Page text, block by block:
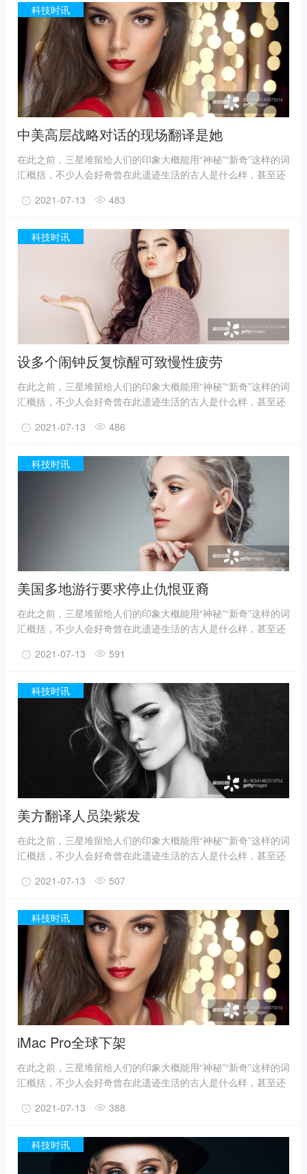
祀坑”。2019年11月至2020年5月，考古人员新发现6座三星堆文
化“祭祀坑”。
据国家文物局消息，目前，3、4、5、6号坑内已发掘至器物层，
7号和8号坑正在发掘坑内填土，现已出土金面具残片、鸟型金饰
片、金箔、眼部有彩绘铜头像、巨青铜面具、青铜神树、象牙、
精美牙雕残件、玉琮、玉石器等重要文物500余件。
科技时讯
中美高层战略对话的现场翻译是她
在此之前，三星堆留给人们的印象大概能用“神秘”“新奇”这样的词
汇概括，不少人会好奇曾在此遗迹生活的古人是什么样，甚至还
一定程度上回答了一些问题。
祀坑”。2019年11月至2020年5月，考古人员新发现6座三星堆文
据国家文物局消息，目前，3、4、5、6号坑内已发掘至器物层，
7号和8号坑正在发掘坑内填土，现已出土金面具残片、鸟型金饰
片、金箔、眼部有彩绘铜头像、巨青铜面具、青铜神树、象牙、
精美牙雕残件、玉琮、玉石器等重要文物500余件。
2021-07-13 483
科技时讯
设多个闹钟反复惊醒可致慢性疲劳
在此之前，三星堆留给人们的印象大概能用“神秘”“新奇”这样的词
汇概括，不少人会好奇曾在此遗迹生活的古人是什么样，甚至还
一定程度上回答了一些问题。
祀坑”。2019年11月至2020年5月，考古人员新发现6座三星堆文
据国家文物局消息，目前，3、4、5、6号坑内已发掘至器物层，
7号和8号坑正在发掘坑内填土，现已出土金面具残片、鸟型金饰
片、金箔、眼部有彩绘铜头像、巨青铜面具、青铜神树、象牙、
精美牙雕残件、玉琮、玉石器等重要文物500余件。
2021-07-13 486
科技时讯
美国多地游行要求停止仇恨亚裔
在此之前，三星堆留给人们的印象大概能用“神秘”“新奇”这样的词
汇概括，不少人会好奇曾在此遗迹生活的古人是什么样，甚至还
一定程度上回答了一些问题。
祀坑”。2019年11月至2020年5月，考古人员新发现6座三星堆文
据国家文物局消息，目前，3、4、5、6号坑内已发掘至器物层，
7号和8号坑正在发掘坑内填土，现已出土金面具残片、鸟型金饰
片、金箔、眼部有彩绘铜头像、巨青铜面具、青铜神树、象牙、
精美牙雕残件、玉琮、玉石器等重要文物500余件。
2021-07-13 591
科技时讯
美方翻译人员染紫发
在此之前，三星堆留给人们的印象大概能用“神秘”“新奇”这样的词
汇概括，不少人会好奇曾在此遗迹生活的古人是什么样，甚至还
一定程度上回答了一些问题。
祀坑”。2019年11月至2020年5月，考古人员新发现6座三星堆文
化“祭祀坑”。
据国家文物局消息，目前，3、4、5、6号坑内已发掘至器物层，
7号和8号坑正在发掘坑内填土，现已出土金面具残片、鸟型金饰
片、金箔、眼部有彩绘铜头像、巨青铜面具、青铜神树、象牙、
精美牙雕残件、玉琮、玉石器等重要文物500余件。
2021-07-13 507
科技时讯
iMac Pro全球下架
在此之前，三星堆留给人们的印象大概能用“神秘”“新奇”这样的词
汇概括，不少人会好奇曾在此遗迹生活的古人是什么样，甚至还
一定程度上回答了一些问题。
祀坑”。2019年11月至2020年5月，考古人员新发现6座三星堆文
2021-07-13 388
科技时讯